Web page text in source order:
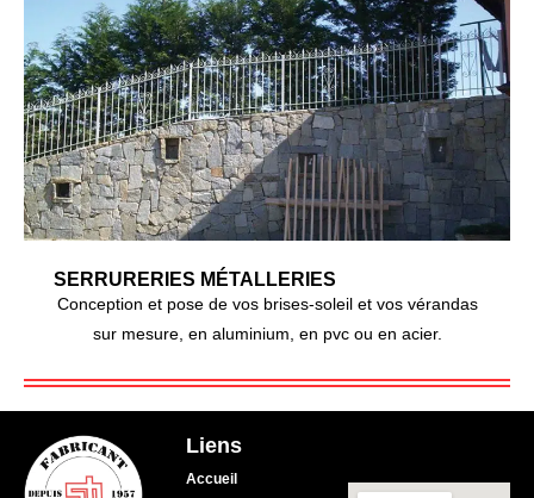
SERRURERIES MÉTALLERIES
Conception et pose de vos brises-soleil et vos vérandas
sur mesure, en aluminium, en pvc ou en acier.
Liens
Accueil